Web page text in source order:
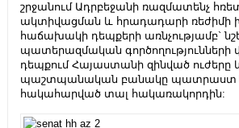
շրջանում Ադրբեջանի ռազմատենչ
ակտիվացման և հրադադարի
հաճախակի դեպքերի առնչությամբ`
պատերազմական գործողությունների
դեպքում Հայաստանի զինված ուժերը
պաշտպանական բանակը պատրաստ
հակահարված տալ հակառակորդին: